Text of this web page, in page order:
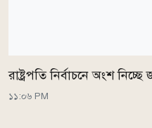
রাষ্ট্রপতি নির্বাচনে অংশ
১১:০৬ PM